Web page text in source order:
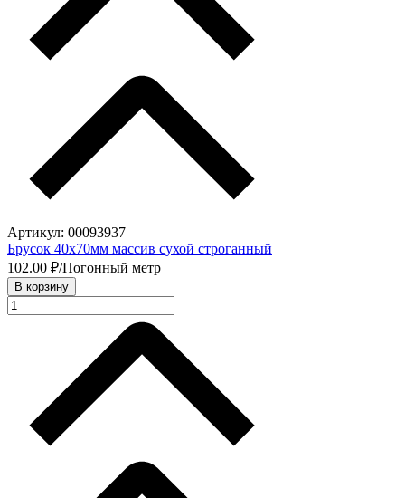
Артикул: 00093937
Брусок 40х70мм массив сухой строганный
102.00 ₽/Погонный метр
В корзину